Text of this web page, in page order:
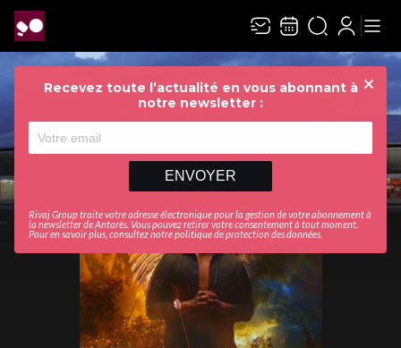
Recevez toute l’actualité en vous abonnant à
notre newsletter :
ENVOYER
Rivaj Group traite votre adresse électronique pour la gestion de votre abonnement à
la newsletter deAntarès . Vous pouvez retirer votre consentement à tout moment.
Pour en savoir plus, consultez notrepolitique de protection des données